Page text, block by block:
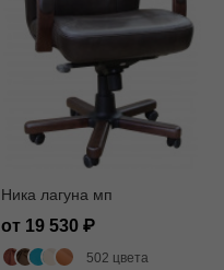
Ника лагуна мп
от 19 530
502 цвета